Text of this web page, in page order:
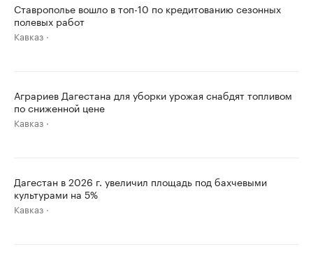
Ставрополье вошло в топ-10 по кредитованию сезонных
полевых работ
Кавказ
Аграриев Дагестана для уборки урожая снабдят топливом
по сниженной цене
Кавказ
Дагестан в 2026 г. увеличил площадь под бахчевыми
культурами на 5%
Кавказ